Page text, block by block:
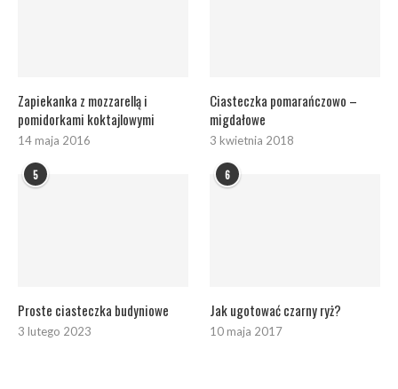
Zapiekanka z mozzarellą i
pomidorkami koktajlowymi
14 maja 2016
Ciasteczka pomarańczowo –
migdałowe
3 kwietnia 2018
5
Proste ciasteczka budyniowe
3 lutego 2023
6
Jak ugotować czarny ryż?
10 maja 2017